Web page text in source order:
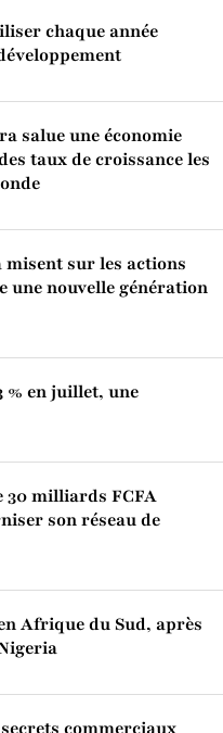
chaque année
salue une économie
taux de croissance les
misent sur les actions
nouvelle génération
% en juillet, une
milliards FCFA
son réseau de
Afrique du Sud, après